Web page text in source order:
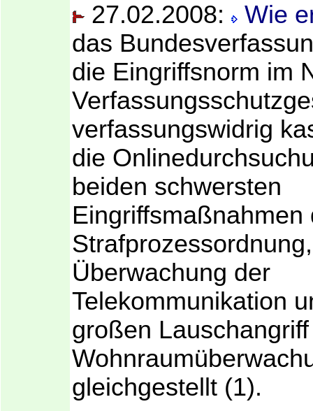
27.02.2008:
Wie
das
die Eingriffsnorm im
verfassungswidrig
die
beiden schwersten
Eingriffsmaßnahmen
Überwachung der
Telekommunikation
großen
gleichgestellt (1).